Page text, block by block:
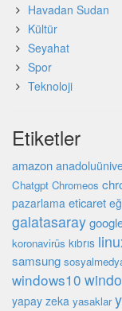
Havadan Sudan
Kültür
Seyahat
Spor
Teknoloji
Etiketler
amazon
Chatgpt Chromeos
pazarlama eticaret
galatasaray
koronavirüs kıbrıs
samsung
windows10
yapay zeka yasaklar